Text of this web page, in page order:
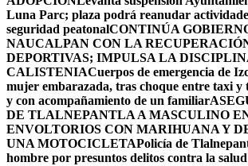
Luna Parc; plaza podrá reanudar
seguridad peatonalCONTINÚA
NAUCALPAN CON LA
DEPORTIVAS; IMPULSA LA
CALISTENIACuerpos de emergencia de
mujer embarazada, tras choque entre taxi y
y con acompañamiento de un familiar
DE TLALNEPANTLA A MASCULINO
ENVOLTORIOS CON MARIHUANA Y
UNA MOTOCICLETAPolicía de
hombre por presuntos delitos contra la